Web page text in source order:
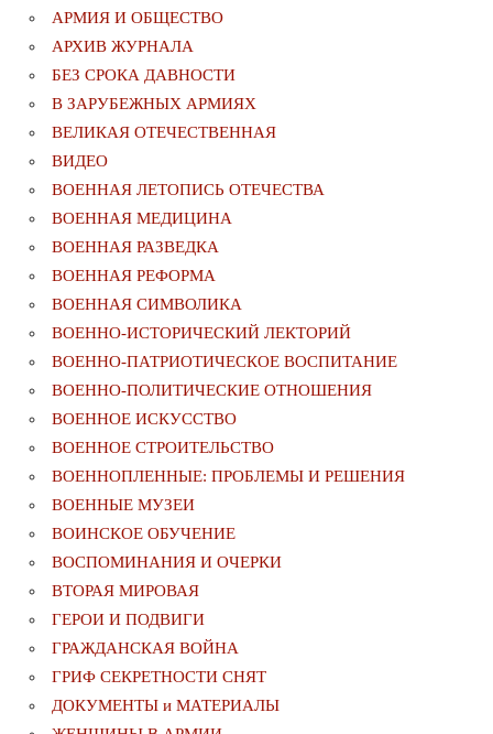
АРМИЯ И ОБЩЕСТВО
АРХИВ ЖУРНАЛА
БЕЗ СРОКА ДАВНОСТИ
В ЗАРУБЕЖНЫХ АРМИЯХ
ВЕЛИКАЯ ОТЕЧЕСТВЕННАЯ
ВИДЕО
ВОЕННАЯ ЛЕТОПИСЬ ОТЕЧЕСТВА
ВОЕННАЯ МЕДИЦИНА
ВОЕННАЯ РАЗВЕДКА
ВОЕННАЯ РЕФОРМА
ВОЕННАЯ СИМВОЛИКА
ВОЕННО-ИСТОРИЧЕСКИЙ ЛЕКТОРИЙ
ВОЕННО-ПАТРИОТИЧЕСКОЕ ВОСПИТАНИЕ
ВОЕННО-ПОЛИТИЧЕСКИE ОТНОШЕНИЯ
ВОЕННОЕ ИСКУССТВО
ВОЕННОЕ СТРОИТЕЛЬСТВО
ВОЕННОПЛЕННЫЕ: ПРОБЛЕМЫ И РЕШЕНИЯ
ВОЕННЫЕ МУЗЕИ
ВОИНСКОЕ ОБУЧЕНИЕ
ВОСПОМИНАНИЯ И ОЧЕРКИ
ВТОРАЯ МИРОВАЯ
ГЕРОИ И ПОДВИГИ
ГРАЖДАНСКАЯ ВОЙНА
ГРИФ СЕКРЕТНОСТИ СНЯТ
ДОКУМЕНТЫ и МАТЕРИАЛЫ